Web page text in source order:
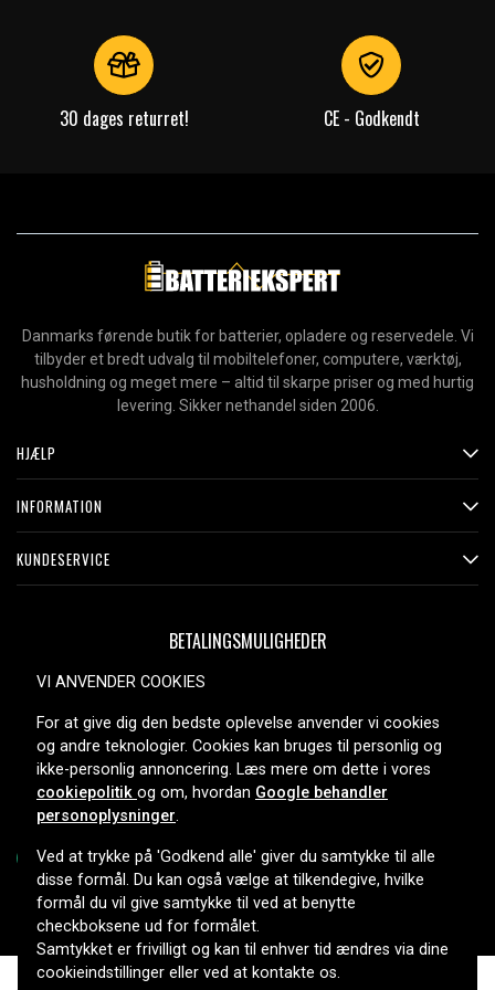
30 dages returret! CE - Godkendt
Danmarks førende butik for batterier, opladere og reservedele. Vi
tilbyder et bredt udvalg til mobiltelefoner, computere, værktøj,
husholdning og meget mere – altid til skarpe priser og med hurtig
levering. Sikker nethandel siden 2006.
HJÆLP
INFORMATION
KUNDESERVICE
BETALINGSMULIGHEDER
LEVERINGSMULIGHEDER
Copyright © 2026, Spares Nordic AB
VI ANVENDER COOKIES
For at give dig den bedste oplevelse anvender vi cookies
og andre teknologier. Cookies kan bruges til personlig og
ikke-personlig annoncering. Læs mere om dette i vores
cookiepolitik og om, hvordan Google behandler
personoplysninger.
Ved at trykke på 'Godkend alle' giver du samtykke til alle
disse formål. Du kan også vælge at tilkendegive, hvilke
formål du vil give samtykke til ved at benytte
checkboksene ud for formålet.
Samtykket er frivilligt og kan til enhver tid ændres via dine
cookieindstillinger eller ved at kontakte os.